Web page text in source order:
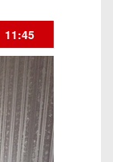
11:45